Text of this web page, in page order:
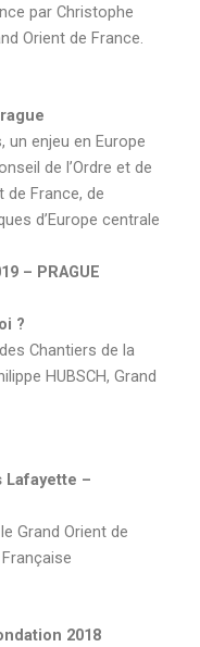
par Christophe
Orient de France.
un enjeu en Europe
de l’Ordre et de
de France, de
d’Europe centrale
– PRAGUE
?
Chantiers de la
HUBSCH, Grand
Lafayette –
Grand Orient de
2018